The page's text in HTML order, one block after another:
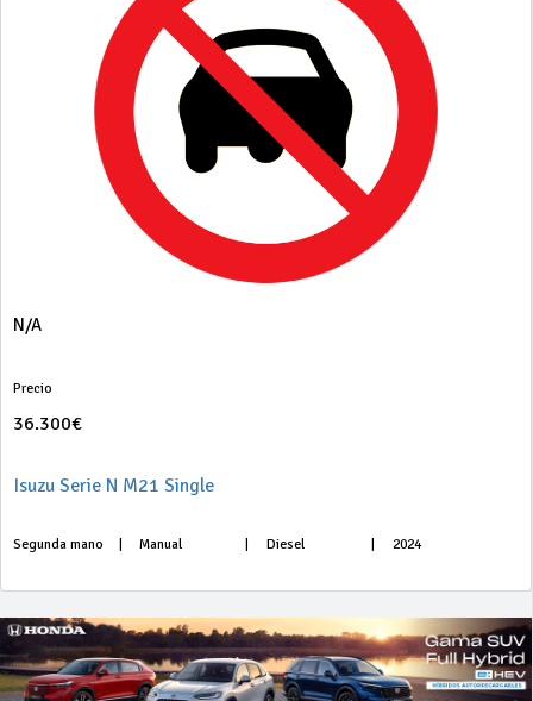
N/A
Precio
36.300€
Isuzu Serie N M21 Single
Segunda mano Manual Diesel 2024